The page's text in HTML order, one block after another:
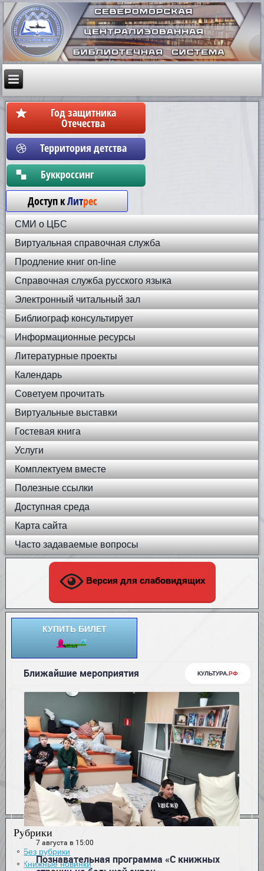
Год защитника
Отечества
Территория детства
Бyккpoccинг
Доступ кЛитрес
СМИ о ЦБС
Виртуальная справочная служба
Продление книг on-line
Справочная служба русского языка
Электронный читальный зал
Библиограф консультирует
Информационные ресурсы
Литературные проекты
Календарь
Советуем прочитать
Виртуальные выставки
Гостевая книга
Услуги
Комплектуем вместе
Полезные ссылки
Доступная среда
Карта сайта
Часто задаваемые вопросы
Версия для слабовидящих
КУПИТЬ БИЛЕТ
Рубрики
Без рубрики
Книжные новинки